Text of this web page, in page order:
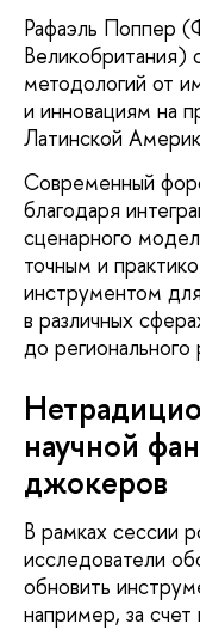
Рафаэль Поппер
методологий от
и инновациям на
Латинской
Современный
благодаря
сценарного
точным и
инструментом
в различных
до регионального
научной
джокеров
В рамках сессии
исследователи
обновить
например, за счет